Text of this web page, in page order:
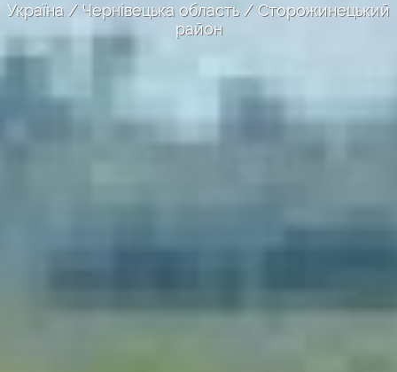
Україна Чернівецька область
Сторожинецький
район